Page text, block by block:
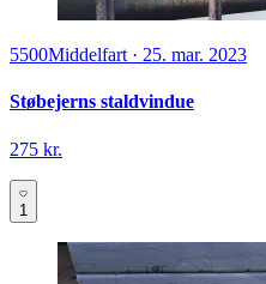
5500Middelfart · 25. mar. 2023
Støbejerns staldvindue
275 kr.
1